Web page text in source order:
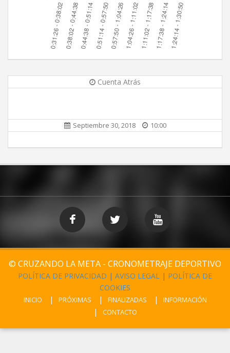
Cuenta Atrás
Septiembre 30, 2018 10:00
© CRUZANDO LA META - CRONOMETRAJE DEPORTIVO
POLÍTICA DE PRIVACIDAD | AVISO LEGAL | POLÍTICA DE
COOKIES
INICIO PRÓXIMAS FINALIZADAS
INFORMACIÓN
CONTACTO